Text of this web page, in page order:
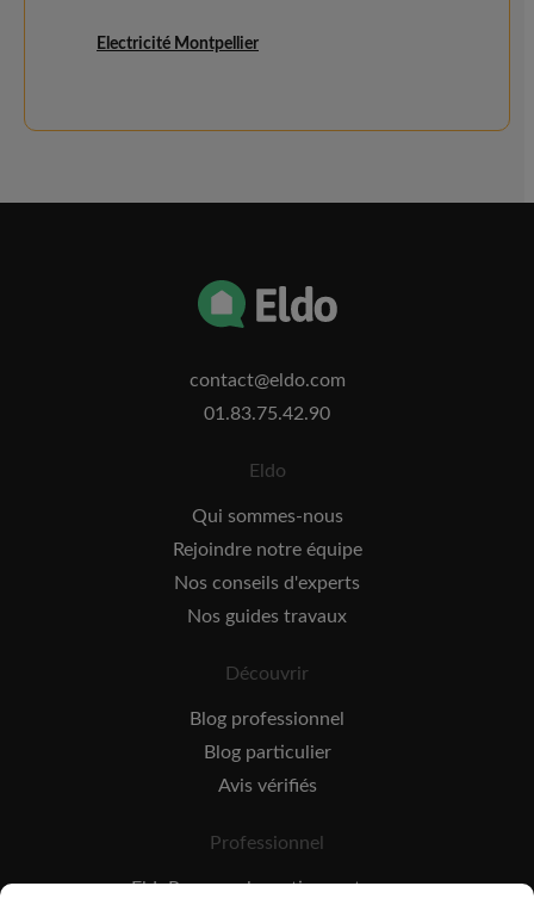
Electricité Montpellier
contact@eldo.com
01.83.75.42.90
Eldo
Qui sommes-nous
Rejoindre notre équipe
Nos conseils d'experts
Nos guides travaux
Découvrir
Blog professionnel
Blog particulier
Avis vérifiés
Professionnel
EldoPro pour les artisans et pros